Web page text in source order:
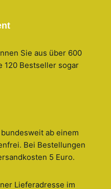
Sie aus über 600
120 Bestseller sogar
ab einem
Bei Bestellungen
5 Euro.
Lieferadresse im